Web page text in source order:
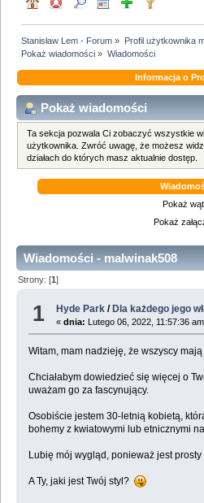
Stanisław Lem - Forum » Profil użytkownika
Pokaż wiadomości » Wiadomości
Informacja o
Pokaż wiadomości
Ta sekcja pozwala Ci zobaczyć wszystkie
użytkownika. Zwróć uwagę, że możesz
działach do których masz aktualnie dostęp.
Pokaż
Pokaż
Wiadomości - malwinak508
Strony: [1]
1 Hyde Park / Dla każdego jego
«dnia: Lutego 06, 2022, 11:57:36
Witam, mam nadzieję, że wszyscy
Chciałabym dowiedzieć się więcej o
uważam go za fascynujący.
Osobiście jestem 30-letnią kobietą,
bohemy z kwiatowymi lub etnicznymi
Lubię mój wygląd, ponieważ jest prosty
A Ty, jaki jest Twój styl?